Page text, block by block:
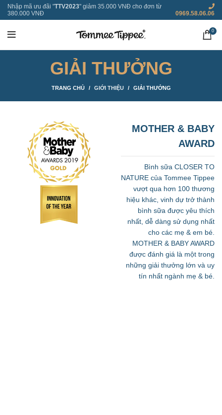
Nhập mã ưu đãi "TTV2023" giảm 35.000 VNĐ cho đơn từ
380.000 VNĐ
0969.58.06.06
0
GIẢI THƯỞNG
TRANG CHỦ GIỚI THIỆU GIẢI THƯỞNG
MOTHER & BABY
AWARD
Bình sữa CLOSER TO
NATURE của Tommee Tippee
vượt qua hơn 100 thương
hiệu khác, vinh dự trở thành
bình sữa được yêu thích
nhất, dễ dàng sử dụng nhất
cho các mẹ & em bé.
MOTHER & BABY AWARD
được đánh giá là một trong
những giải thưởng lớn và uy
tín nhất ngành mẹ & bé.